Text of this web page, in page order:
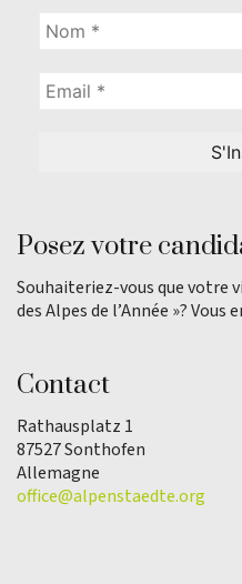
Posez votre
Souhaiteriez-vous que votre
des Alpes de l’Année »? Vous
Contact
Rathausplatz 1
87527 Sonthofen
Allemagne
office@alpenstaedte.org